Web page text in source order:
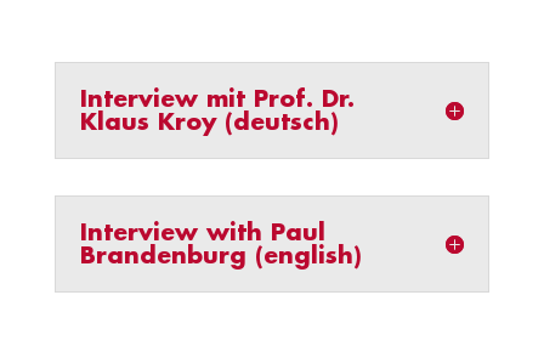
Interview mit Prof. Dr.
Klaus Kroy (deutsch)
Interview with Paul
Brandenburg (english)